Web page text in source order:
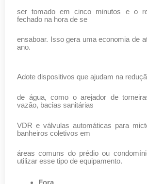
ser tomado em cinco minutos e o
fechado na hora de se
ensaboar. Isso gera uma economia de
ano.
Adote dispositivos que ajudam na
de água, como o arejador de
vazão, bacias sanitárias
VDR e válvulas automáticas para
banheiros coletivos em
áreas comuns do prédio ou
utilizar esse tipo de equipamento.